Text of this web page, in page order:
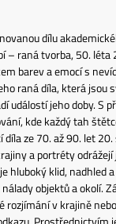
dílu
– raná tvorba, 50.
barev a emocí s
raná díla, která
událostí jeho doby.
kde každý tah
ze 70. až 90. let
a portréty
hluboký klid,
objektů a okolí.
rozjímání v krajině